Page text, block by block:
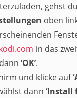
gehst
oben
in das
‘OK’.
und klicke auf
dann ‘Install